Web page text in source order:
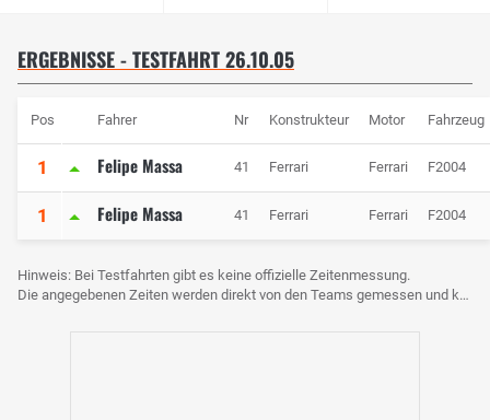
ERGEBNISSE - TESTFAHRT 26.10.05
Pos Fahrer Nr Konstrukteur Motor Fahrzeug
1 Felipe Massa 41 Ferrari Ferrari F2004
1 Felipe Massa 41 Ferrari Ferrari F2004
Hinweis: Bei Testfahrten gibt es keine offizielle Zeitenmessung.
Die angegebenen Zeiten werden direkt von den Teams gemessen und können voneinander abweichen.